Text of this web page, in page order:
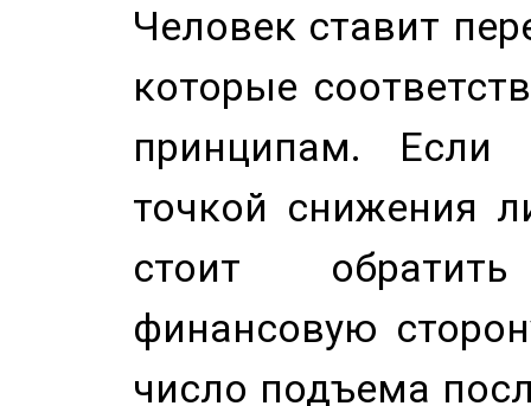
Человек ставит
которые
принципам. Если
точкой снижения
стоит
финансовую
число подъема